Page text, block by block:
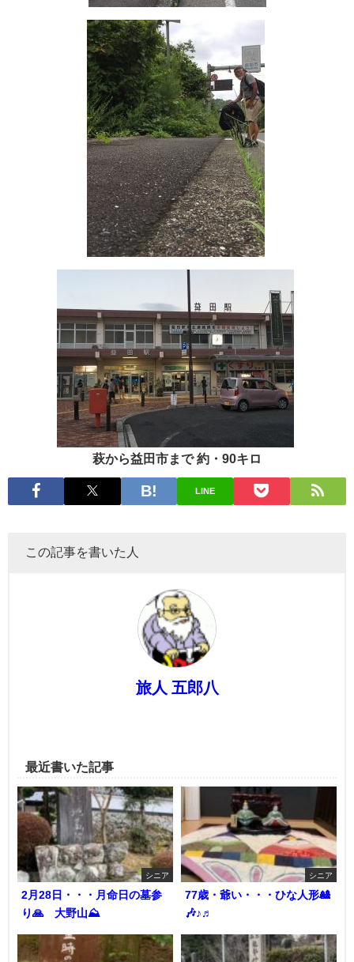
萩から益田市まで 約・90キロ
LINE
この記事を書いた人
旅人 五郎八
最近書いた記事
シニア
2月28日・・・月命日の墓参
り🙏 大野山⛰️
シニア
77歳・爺い・・・ひな人形🎎
🎶♪♬